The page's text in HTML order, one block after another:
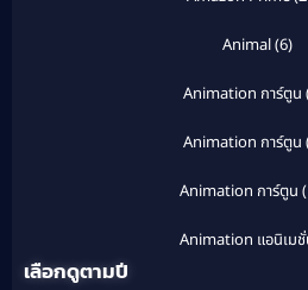
Animal(6)
Animation การ์ตูน
Animation การ์ตูน
Animation การ์ตูน
Animation แอนิเม
เลือกดูตามปี